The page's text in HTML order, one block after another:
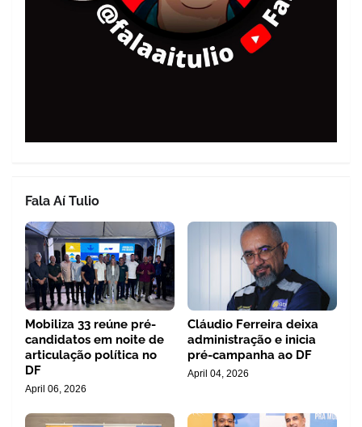
Fala Aí Tulio
Mobiliza 33 reúne pré-
candidatos em noite de
articulação política no
DF
April 06, 2026
Cláudio Ferreira deixa
administração e inicia
pré-campanha ao DF
April 04, 2026